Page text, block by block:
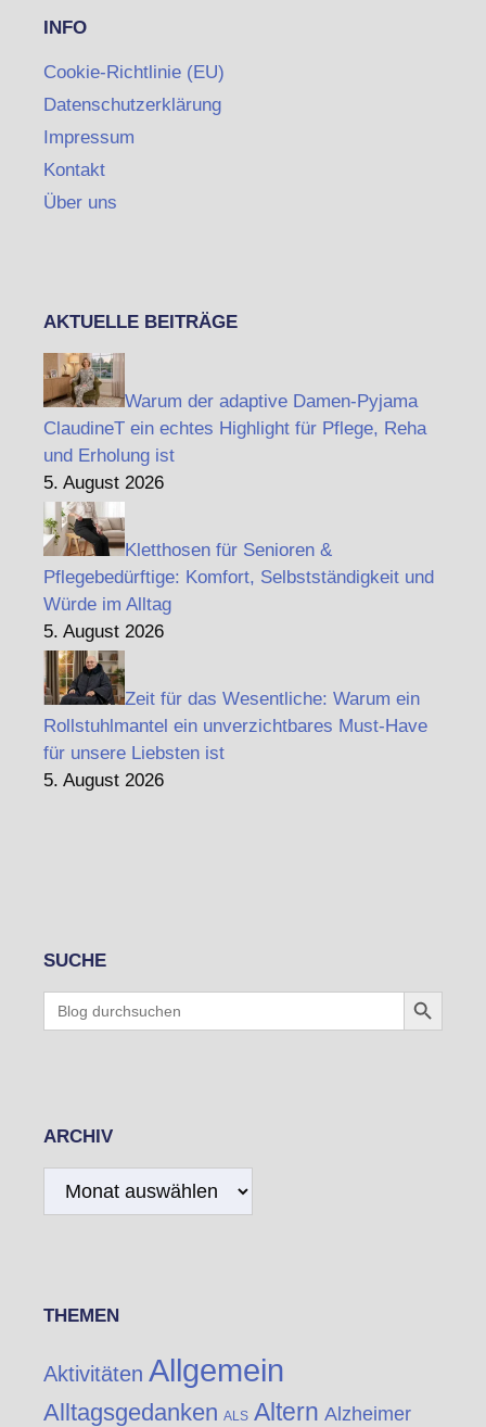
INFO
Cookie-Richtlinie (EU)
Datenschutzerklärung
Impressum
Kontakt
Über uns
AKTUELLE BEITRÄGE
Warum der adaptive Damen-Pyjama
ClaudineT ein echtes Highlight für Pflege, Reha
und Erholung ist
5. August 2026
Kletthosen für Senioren &
Pflegebedürftige: Komfort, Selbstständigkeit und
Würde im Alltag
5. August 2026
Zeit für das Wesentliche: Warum ein
Rollstuhlmantel ein unverzichtbares Must-Have
für unsere Liebsten ist
5. August 2026
SUCHE
Search
for:
Search Button
ARCHIV
Archiv
THEMEN
Aktivitäten Allgemein
Alltagsgedanken ALS Altern Alzheimer